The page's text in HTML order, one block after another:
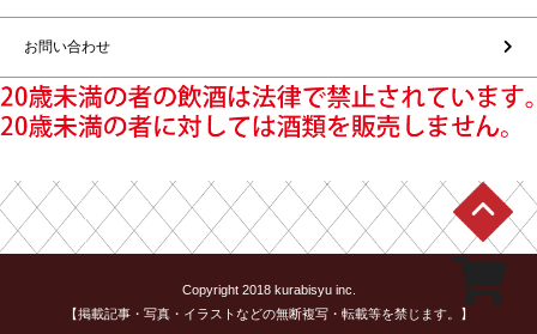
お問い合わせ
Copyright 2018 kurabisyu inc.
【掲載記事・写真・イラストなどの無断複写・転載等を禁じます。】